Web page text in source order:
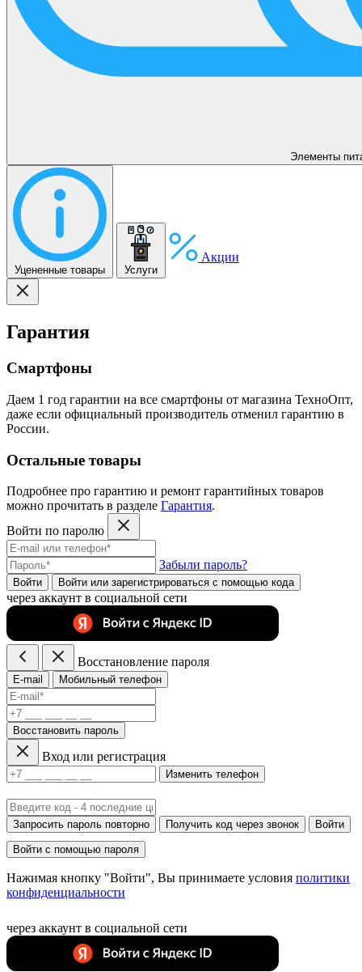
Элементы
Уцененные товары Услуги
Акции
Гарантия
Смартфоны
Даем 1 год гарантии на все смартфоны от магазина ТехноОпт,
даже если официальный производитель отменил гарантию в
России.
Остальные товары
Подробнее про гарантию и ремонт гарантийных товаров
можно прочитать в разделе Гарантия.
Войти по паролю
Забыли пароль?
Войти Войти или зарегистрироватьcя с помощью кода
через аккаунт в социальной сети
Восстановление пароля
E-mail Мобильный телефон
Восстановить пароль
Вход или регистрация
Изменить телефон
Запросить пароль повторно Получить код через звонок Войти
Войти с помощью пароля
Нажимая кнопку "Войти", Вы принимаете условия политики
конфиденциальности
через аккаунт в социальной сети